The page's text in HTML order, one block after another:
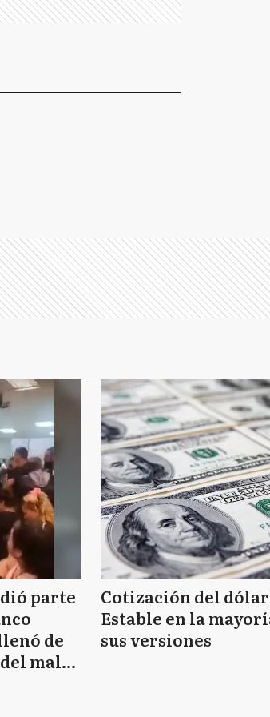
GL
H
I
JC
LM
L
parte
de
mal
Cotización del
Estable en la
sus versiones